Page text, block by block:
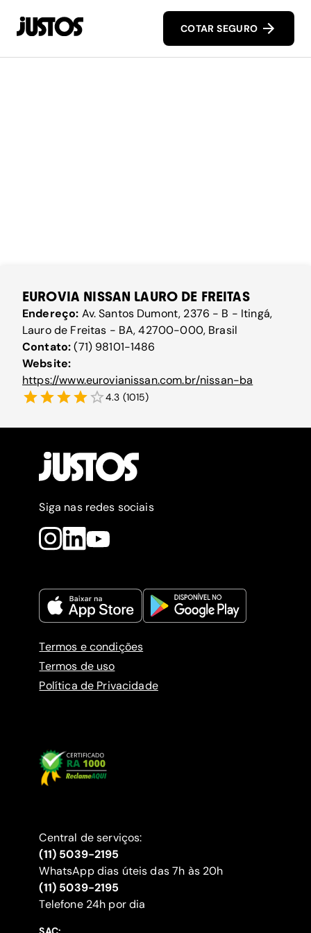
COTAR SEGURO
EUROVIA NISSAN LAURO DE FREITAS
Endereço: Av. Santos Dumont, 2376 - B - Itingá,
Lauro de Freitas - BA, 42700-000, Brasil
Contato:(71) 98101-1486
Website:
https://www.eurovianissan.com.br/nissan-ba
4.3 (1015)
Siga nas redes sociais
Termos e condições
Termos de uso
Política de Privacidade
Central de serviços:
(11) 5039-2195
WhatsApp dias úteis das 7h às 20h
(11) 5039-2195
‍Telefone 24h por dia